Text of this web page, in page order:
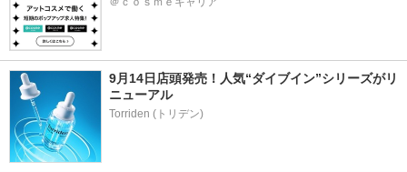
9月14日店頭発売！人気“ダイブイン”シリーズがリ
ニューアル